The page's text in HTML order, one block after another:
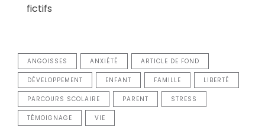
fictifs
ANGOISSES ANXIÉTÉ ARTICLE DE FOND
DÉVELOPPEMENT ENFANT FAMILLE LIBERTÉ
PARCOURS SCOLAIRE PARENT STRESS
TÉMOIGNAGE VIE